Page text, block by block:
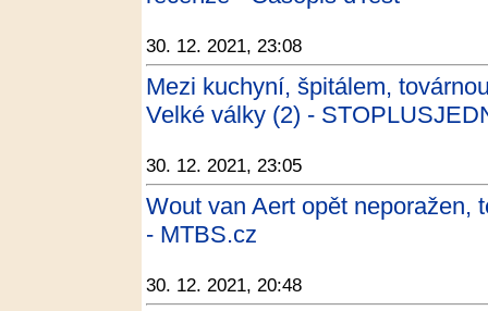
30. 12. 2021, 23:08
Mezi kuchyní, špitálem,
Velké války (2) -
30. 12. 2021, 23:05
Wout van Aert opět neporažen,
- MTBS.cz
30. 12. 2021, 20:48